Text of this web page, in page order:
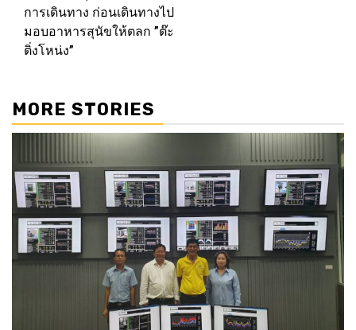
การเดินทาง ก่อนเดินทางไป
มอบอาหารสุนัขให้ตลก ”ต๊ะ
ติ่งโหน่ง”
MORE STORIES